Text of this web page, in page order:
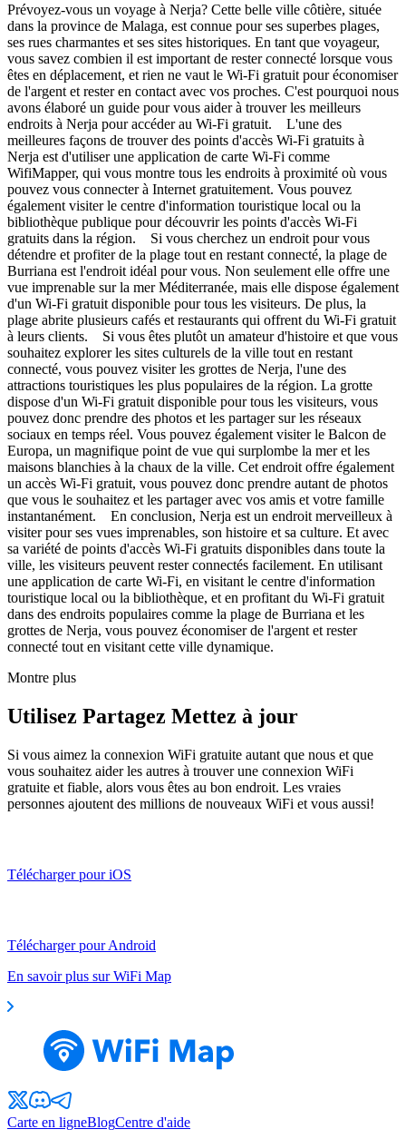
Prévoyez-vous un voyage à Nerja? Cette belle ville côtière, située
dans la province de Malaga, est connue pour ses superbes plages,
ses rues charmantes et ses sites historiques. En tant que voyageur,
vous savez combien il est important de rester connecté lorsque vous
êtes en déplacement, et rien ne vaut le Wi-Fi gratuit pour économiser
de l'argent et rester en contact avec vos proches. C'est pourquoi nous
avons élaboré un guide pour vous aider à trouver les meilleurs
endroits à Nerja pour accéder au Wi-Fi gratuit. L'une des
meilleures façons de trouver des points d'accès Wi-Fi gratuits à
Nerja est d'utiliser une application de carte Wi-Fi comme
WifiMapper, qui vous montre tous les endroits à proximité où vous
pouvez vous connecter à Internet gratuitement. Vous pouvez
également visiter le centre d'information touristique local ou la
bibliothèque publique pour découvrir les points d'accès Wi-Fi
gratuits dans la région. Si vous cherchez un endroit pour vous
détendre et profiter de la plage tout en restant connecté, la plage de
Burriana est l'endroit idéal pour vous. Non seulement elle offre une
vue imprenable sur la mer Méditerranée, mais elle dispose également
d'un Wi-Fi gratuit disponible pour tous les visiteurs. De plus, la
plage abrite plusieurs cafés et restaurants qui offrent du Wi-Fi gratuit
à leurs clients. Si vous êtes plutôt un amateur d'histoire et que vous
souhaitez explorer les sites culturels de la ville tout en restant
connecté, vous pouvez visiter les grottes de Nerja, l'une des
attractions touristiques les plus populaires de la région. La grotte
dispose d'un Wi-Fi gratuit disponible pour tous les visiteurs, vous
pouvez donc prendre des photos et les partager sur les réseaux
sociaux en temps réel. Vous pouvez également visiter le Balcon de
Europa, un magnifique point de vue qui surplombe la mer et les
maisons blanchies à la chaux de la ville. Cet endroit offre également
un accès Wi-Fi gratuit, vous pouvez donc prendre autant de photos
que vous le souhaitez et les partager avec vos amis et votre famille
instantanément. En conclusion, Nerja est un endroit merveilleux à
visiter pour ses vues imprenables, son histoire et sa culture. Et avec
sa variété de points d'accès Wi-Fi gratuits disponibles dans toute la
ville, les visiteurs peuvent rester connectés facilement. En utilisant
une application de carte Wi-Fi, en visitant le centre d'information
touristique local ou la bibliothèque, et en profitant du Wi-Fi gratuit
dans des endroits populaires comme la plage de Burriana et les
grottes de Nerja, vous pouvez économiser de l'argent et rester
connecté tout en visitant cette ville dynamique.
Montre plus
Utilisez Partagez Mettez à jour
Si vous aimez la connexion WiFi gratuite autant que nous et que
vous souhaitez aider les autres à trouver une connexion WiFi
gratuite et fiable, alors vous êtes au bon endroit. Les vraies
personnes ajoutent des millions de nouveaux WiFi et vous aussi!
Télécharger pour iOS
Télécharger pour Android
En savoir plus sur WiFi Map
Carte en ligneBlogCentre d'aide